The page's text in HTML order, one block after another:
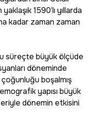
1590’lı yıllarda
kadar zaman zaman
süreçte büyük ölçüde
döneminde
boşalmış
yapısı büyük
dönemin etkisini